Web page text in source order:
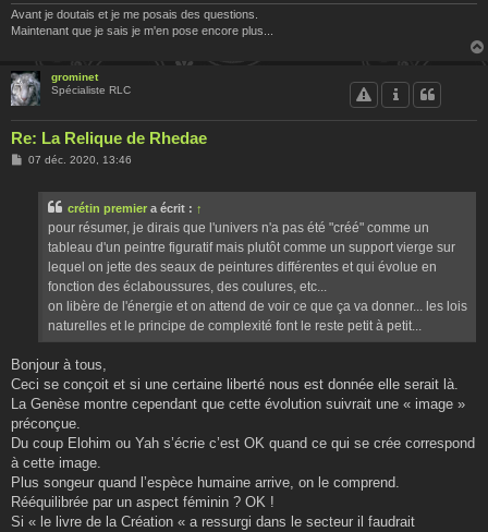
Avant je doutais et je me posais des questions.
Maintenant que je sais je m'en pose encore plus...
grominet
Spécialiste RLC
Re: La Relique de Rhedae
M07 déc. 2020, 13:46
crétin premier a écrit : ↑
pour résumer, je dirais que l'univers n'a pas été "créé" comme un
tableau d'un peintre figuratif mais plutôt comme un support vierge sur
lequel on jette des seaux de peintures différentes et qui évolue en
fonction des éclaboussures, des coulures, etc...
on libère de l'énergie et on attend de voir ce que ça va donner... les lois
naturelles et le principe de complexité font le reste petit à petit...
Bonjour à tous,
Ceci se conçoit et si une certaine liberté nous est donnée elle serait là.
La Genèse montre cependant que cette évolution suivrait une « image »
préconçue.
Du coup Elohim ou Yah s’écrie c’est OK quand ce qui se crée correspond
à cette image.
Plus songeur quand l’espèce humaine arrive, on le comprend.
Rééquilibrée par un aspect féminin ? OK !
Si « le livre de la Création « a ressurgi dans le secteur il faudrait